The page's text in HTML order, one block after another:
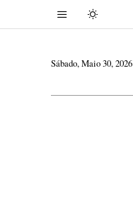
Sábado, Maio 30, 2026